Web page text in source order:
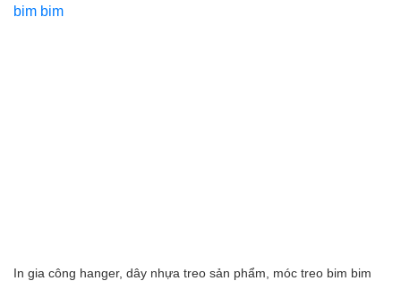
In gia công hanger, dây nhựa treo sản phẩm, móc treo bim bim